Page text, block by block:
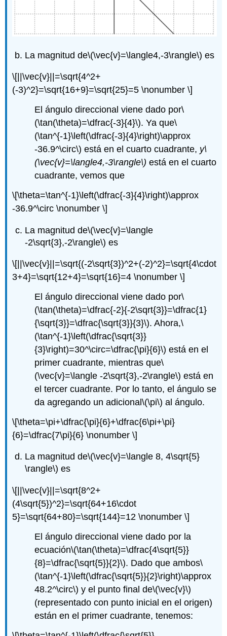
La magnitud de\(\vec{v}=\langle4,-3\rangle\) es
\[||\vec{v}||=\sqrt{4^2+
(-3)^2}=\sqrt{16+9}=\sqrt{25}=5 \nonumber \]
El ángulo direccional viene dado por\
(\tan(\theta)=\dfrac{-3}{4}\). Ya que\
(\tan^{-1}\left(\dfrac{-3}{4}\right)\approx
-36.9^\circ\) está en el cuarto cuadrante, y\
(\vec{v}=\langle4,-3\rangle\) está en el cuarto
cuadrante, vemos que
\[\theta=\tan^{-1}\left(\dfrac{-3}{4}\right)\approx
-36.9^\circ \nonumber \]
La magnitud de\(\vec{v}=\langle
-2\sqrt{3},-2\rangle\) es
\[||\vec{v}||=\sqrt{(-2\sqrt{3})^2+(-2)^2}=\sqrt{4\cdot
3+4}=\sqrt{12+4}=\sqrt{16}=4 \nonumber \]
El ángulo direccional viene dado por\
(\tan(\theta)=\dfrac{-2}{-2\sqrt{3}}=\dfrac{1}
{\sqrt{3}}=\dfrac{\sqrt{3}}{3}\). Ahora,\
(\tan^{-1}\left(\dfrac{\sqrt{3}}
{3}\right)=30^\circ=\dfrac{\pi}{6}\) está en el
primer cuadrante, mientras que\
(\vec{v}=\langle -2\sqrt{3},-2\rangle\) está en
el tercer cuadrante. Por lo tanto, el ángulo se
da agregando un adicional\(\pi\) al ángulo.
\[\theta=\pi+\dfrac{\pi}{6}+\dfrac{6\pi+\pi}
{6}=\dfrac{7\pi}{6} \nonumber \]
La magnitud de\(\vec{v}=\langle 8, 4\sqrt{5}
\rangle\) es
\[||\vec{v}||=\sqrt{8^2+
(4\sqrt{5})^2}=\sqrt{64+16\cdot
5}=\sqrt{64+80}=\sqrt{144}=12 \nonumber \]
El ángulo direccional viene dado por la
ecuación\(\tan(\theta)=\dfrac{4\sqrt{5}}
{8}=\dfrac{\sqrt{5}}{2}\). Dado que ambos\
(\tan^{-1}\left(\dfrac{\sqrt{5}}{2}\right)\approx
48.2^\circ\) y el punto final de\(\vec{v}\)
(representado con punto inicial en el origen)
están en el primer cuadrante, tenemos: